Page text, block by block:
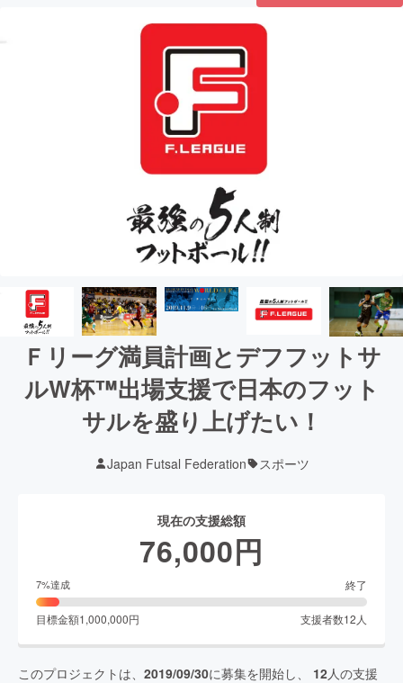
Ｆリーグ満員計画とデフフットサ
ルW杯™出場支援で日本のフット
サルを盛り上げたい！
Japan Futsal Federation スポーツ
現在の支援総額
76,000円
7%達成 終了
目標金額1,000,000円 支援者数12 人
このプロジェクトは、 2019/09/30に募集を開始し、 12人の支援